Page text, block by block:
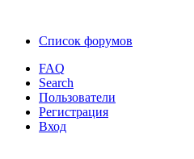
Список форумов
FAQ
Search
Пользователи
Регистрация
Вход